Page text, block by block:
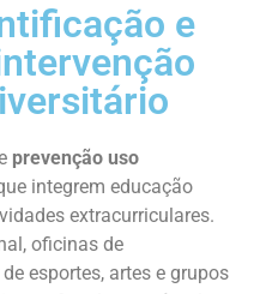
e
prevenção uso
integrem educação
extracurriculares.
oficinas de
esportes, artes e grupos